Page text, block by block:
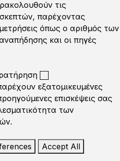
τις
παρέχοντας
όπως ο αριθμός των
και οι πηγές
εξατομικευμένες
επισκέψεις σας
των
Accept All